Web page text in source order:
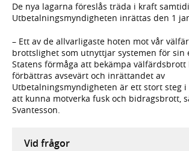
De nya lagarna föreslås träda i kraft
Utbetalningsmyndigheten inrättas den 1
– Ett av de allvarligaste hoten mot vår
brottslighet som utnyttjar systemen för sin
Statens förmåga att bekämpa välfärdsbrott
förbättras avsevärt och inrättandet av
Utbetalningsmyndigheten är ett stort steg
att kunna motverka fusk och bidragsbrott,
Svantesson.
Vid frågor